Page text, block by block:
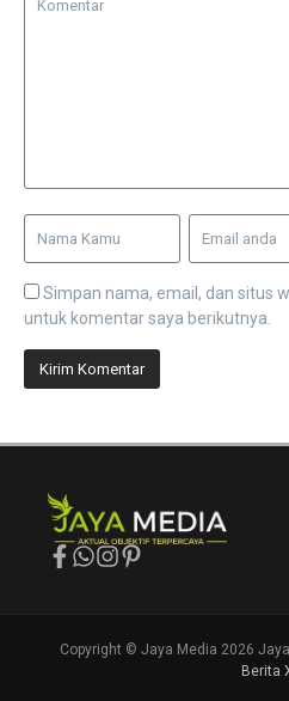
Simpan nama, email, dan situs
untuk komentar saya berikutnya.
Copyright © Jaya Media 2026
Berita